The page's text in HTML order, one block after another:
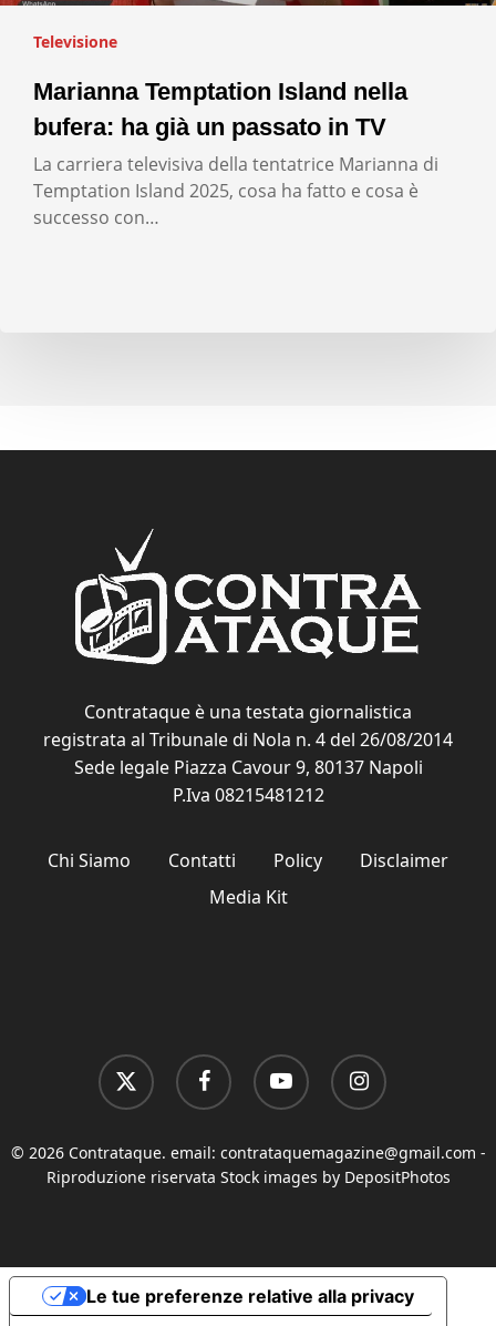
Televisione
Marianna Temptation Island nella
bufera: ha già un passato in TV
La carriera televisiva della tentatrice Marianna di
Temptation Island 2025, cosa ha fatto e cosa è
successo con…
Contrataque è una testata giornalistica
registrata al Tribunale di Nola n. 4 del 26/08/2014
Sede legale Piazza Cavour 9, 80137 Napoli
P.Iva 08215481212
Chi Siamo Contatti Policy
Disclaimer
Media Kit
x-
twitter
facebook youtube instagram
© 2026 Contrataque. email: contrataquemagazine@gmail.com -
Riproduzione riservata Stock images by DepositPhotos
Le tue preferenze relative alla privacy